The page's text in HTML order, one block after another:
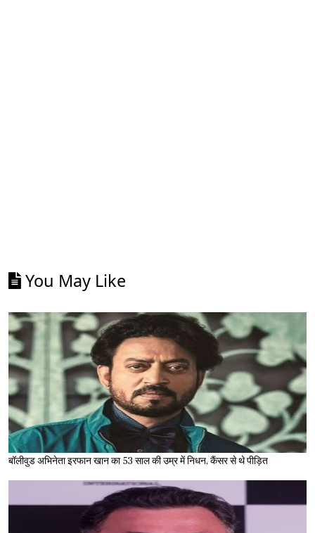
You May Like
बॉलीवुड अभिनेता इरफान खान का 53 साल की उम्र में निधन, कैंसर से थे पीड़ित